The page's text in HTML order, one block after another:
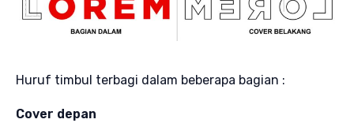
Huruf timbul terbagi dalam beberapa bagian :
Cover depan